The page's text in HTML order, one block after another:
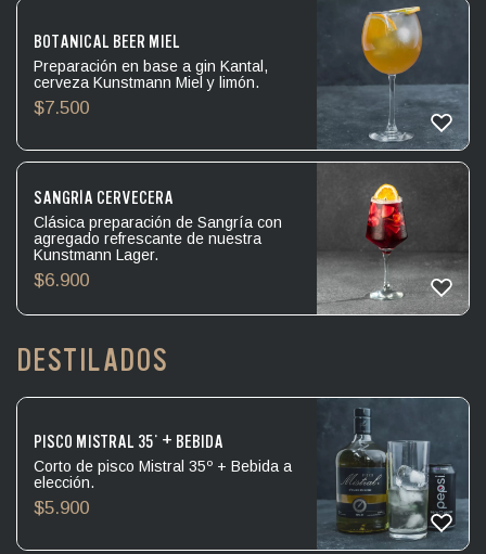
BOTANICAL BEER MIEL
Preparación en base a gin Kantal,
cerveza Kunstmann Miel y limón.
$7.500
SANGRÍA CERVECERA
Clásica preparación de Sangría con
agregado refrescante de nuestra
Kunstmann Lager.
$6.900
DESTILADOS
PISCO MISTRAL 35° + BEBIDA
Corto de pisco Mistral 35º + Bebida a
elección.
$5.900